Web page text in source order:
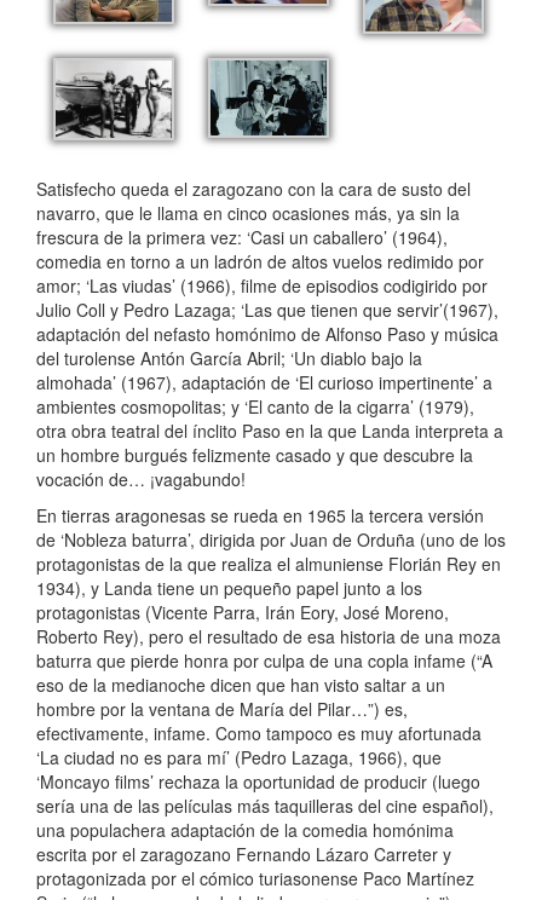
Satisfecho queda el zaragozano con la cara de susto del
navarro, que le llama en cinco ocasiones más, ya sin la
frescura de la primera vez: ‘Casi un caballero’ (1964),
comedia en torno a un ladrón de altos vuelos redimido por
amor; ‘Las viudas’ (1966), filme de episodios codigirido por
Julio Coll y Pedro Lazaga; ‘Las que tienen que servir’(1967),
adaptación del nefasto homónimo de Alfonso Paso y música
del turolense Antón García Abril; ‘Un diablo bajo la
almohada’ (1967), adaptación de ‘El curioso impertinente’ a
ambientes cosmopolitas; y ‘El canto de la cigarra’ (1979),
otra obra teatral del ínclito Paso en la que Landa interpreta a
un hombre burgués felizmente casado y que descubre la
vocación de… ¡vagabundo!
En tierras aragonesas se rueda en 1965 la tercera versión
de ‘Nobleza baturra’, dirigida por Juan de Orduña (uno de los
protagonistas de la que realiza el almuniense Florián Rey en
1934), y Landa tiene un pequeño papel junto a los
protagonistas (Vicente Parra, Irán Eory, José Moreno,
Roberto Rey), pero el resultado de esa historia de una moza
baturra que pierde honra por culpa de una copla infame (“A
eso de la medianoche dicen que han visto saltar a un
hombre por la ventana de María del Pilar…”) es,
efectivamente, infame. Como tampoco es muy afortunada
‘La ciudad no es para mí’ (Pedro Lazaga, 1966), que
‘Moncayo films’ rechaza la oportunidad de producir (luego
sería una de las películas más taquilleras del cine español),
una populachera adaptación de la comedia homónima
escrita por el zaragozano Fernando Lázaro Carreter y
protagonizada por el cómico turiasonense Paco Martínez